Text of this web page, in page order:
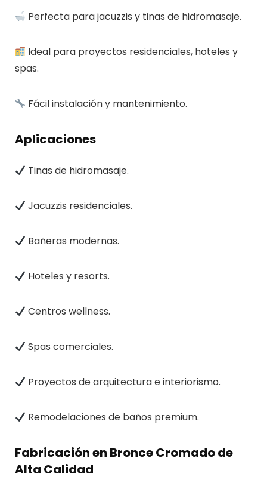
Perfecta para jacuzzis y tinas de hidromasaje.
Ideal para proyectos residenciales, hoteles y
spas.
Fácil instalación y mantenimiento.
Aplicaciones
Tinas de hidromasaje.
Jacuzzis residenciales.
Bañeras modernas.
Hoteles y resorts.
Centros wellness.
Spas comerciales.
Proyectos de arquitectura e interiorismo.
Remodelaciones de baños premium.
Fabricación en Bronce Cromado de
Alta Calidad